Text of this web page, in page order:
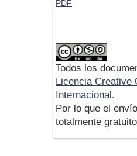
PDF
Todos los
Licencia Creative
Internacional.
Por lo que el
totalmente